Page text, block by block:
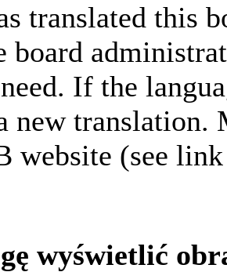
translated this
board
If the
new
website (see
wyświetlić